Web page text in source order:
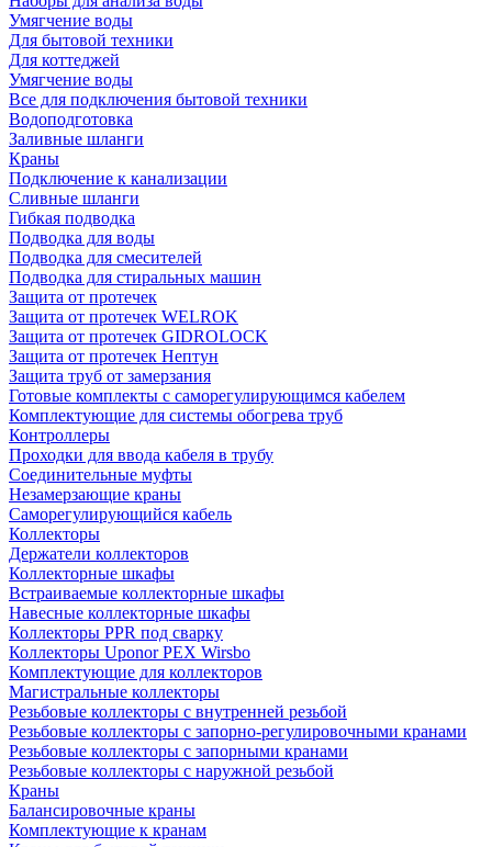
Умягчение воды
Для бытовой техники
Для коттеджей
Умягчение воды
Все для подключения бытовой техники
Водоподготовка
Заливные шланги
Краны
Подключение к канализации
Сливные шланги
Гибкая подводка
Подводка для воды
Подводка для смесителей
Подводка для стиральных машин
Защита от протечек
Защита от протечек WELROK
Защита от протечек GIDROLOCK
Защита от протечек Нептун
Защита труб от замерзания
Готовые комплекты с саморегулирующимся кабелем
Комплектующие для системы обогрева труб
Контроллеры
Проходки для ввода кабеля в трубу
Соединительные муфты
Незамерзающие краны
Саморегулирующийся кабель
Коллекторы
Держатели коллекторов
Коллекторные шкафы
Встраиваемые коллекторные шкафы
Навесные коллекторные шкафы
Коллекторы PPR под сварку
Коллекторы Uponor PEX Wirsbo
Комплектующие для коллекторов
Магистральные коллекторы
Резьбовые коллекторы с внутренней резьбой
Резьбовые коллекторы с запорно-регулировочными кранами
Резьбовые коллекторы с запорными кранами
Резьбовые коллекторы с наружной резьбой
Краны
Балансировочные краны
Комплектующие к кранам